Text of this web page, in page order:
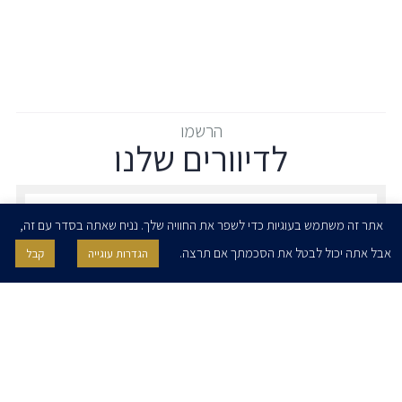
הרשמו
לדיוורים שלנו
אני מאשר/ת בזאת להרצוג, פוקס, נאמן ושות' לשלוח לי ניוזלטרים,
הודעות והזמנות לאירועים וכנסים. אני רשאי/ת לחזור בי מהסכמתי לעיל בכל
אתר זה משתמש בעוגיות כדי לשפר את החוויה שלך. נניח שאתה בסדר עם זה,
אבל אתה יכול לבטל את הסכמתך אם תרצה.
הגדרות עוגייה קבל